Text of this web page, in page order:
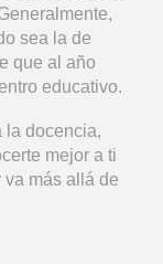
sea la de
que al año
educativo.
la docencia,
mejor a ti
va más allá de